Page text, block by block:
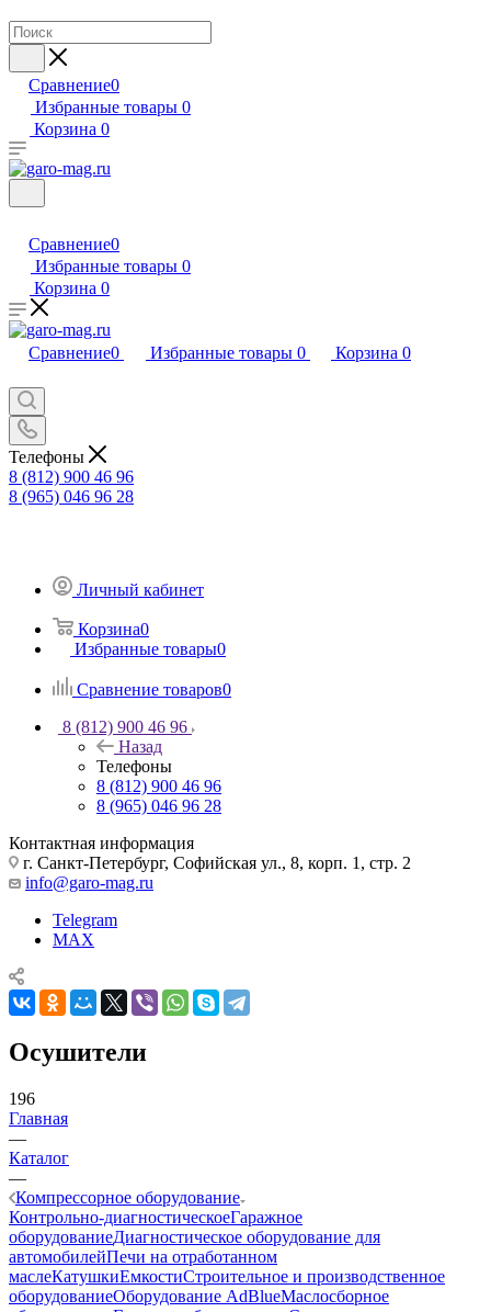
Сравнение0
Избранные товары 0
Корзина 0
Сравнение0
Избранные товары 0
Корзина 0
Сравнение0 Избранные товары 0 Корзина 0
Телефоны
8 (812) 900 46 96
8 (965) 046 96 28
Личный кабинет
Корзина0
Избранные товары0
Сравнение товаров0
8 (812) 900 46 96
Назад
Телефоны
8 (812) 900 46 96
8 (965) 046 96 28
Контактная информация
г. Санкт-Петербург, Софийская ул., 8, корп. 1, стр. 2
info@garo-mag.ru
Telegram
MAX
Осушители
196
Главная
—
Каталог
—
Компрессорное оборудование
Контрольно-диагностическоеГаражное
оборудованиеДиагностическое оборудование для
автомобилейПечи на отработанном
маслеКатушкиЕмкостиСтроительное и производственное
оборудованиеОборудование AdBlueМаслосборное